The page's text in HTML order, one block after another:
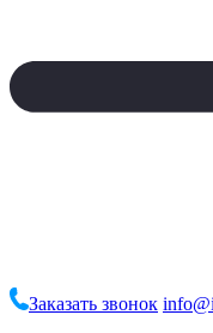
Заказать звонок